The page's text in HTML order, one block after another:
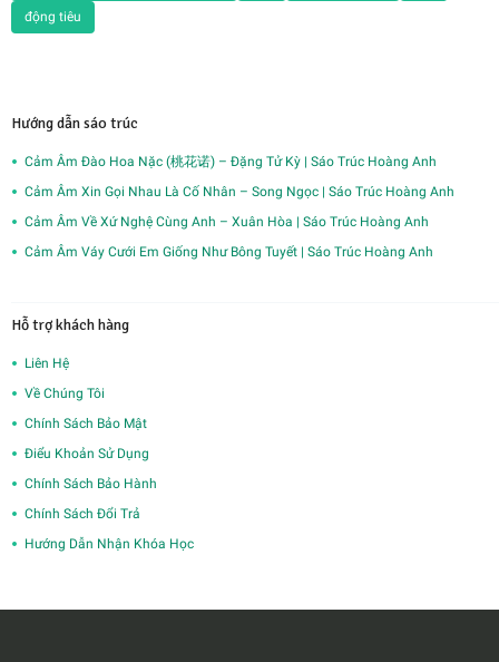
động tiêu
Hướng dẫn sáo trúc
Cảm Âm Đào Hoa Nặc (桃花诺) – Đặng Tử Kỳ | Sáo Trúc Hoàng Anh
Cảm Âm Xin Gọi Nhau Là Cố Nhân – Song Ngọc | Sáo Trúc Hoàng Anh
Cảm Âm Về Xứ Nghệ Cùng Anh – Xuân Hòa | Sáo Trúc Hoàng Anh
Cảm Âm Váy Cưới Em Giống Như Bông Tuyết | Sáo Trúc Hoàng Anh
Hỗ trợ khách hàng
Liên Hệ
Về Chúng Tôi
Chính Sách Bảo Mật
Điểu Khoản Sử Dụng
Chính Sách Bảo Hành
Chính Sách Đổi Trả
Hướng Dẫn Nhận Khóa Học